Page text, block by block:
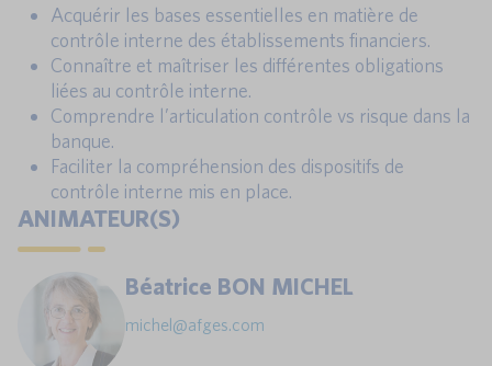
Acquérir les bases essentielles en matière de
contrôle interne des établissements financiers.
Connaître et maîtriser les différentes obligations
liées au contrôle interne.
Comprendre l’articulation contrôle vs risque dans la
banque.
Faciliter la compréhension des dispositifs de
contrôle interne mis en place.
ANIMATEUR(S)
Béatrice BON MICHEL
michel@afges.com